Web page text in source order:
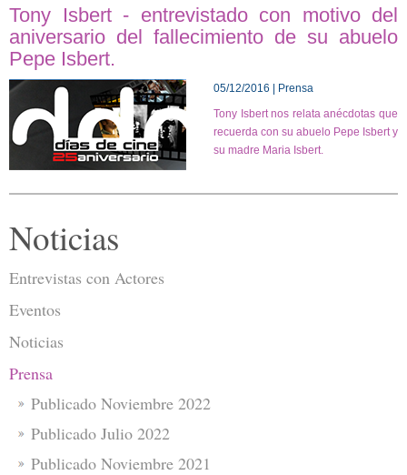
Tony Isbert - entrevistado con motivo del
aniversario del fallecimiento de su abuelo
Pepe Isbert.
05/12/2016 | Prensa
Tony Isbert nos relata anécdotas que
recuerda con su abuelo Pepe Isbert y
su madre Maria Isbert.
Noticias
Entrevistas con Actores
Eventos
Noticias
Prensa
Publicado Noviembre 2022
Publicado Julio 2022
Publicado Noviembre 2021